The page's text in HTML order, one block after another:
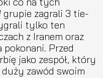
grupie zagrali 3 tie-
tylko ten
z Iranem oraz
Przed
jako zespół, który
zawód swoim